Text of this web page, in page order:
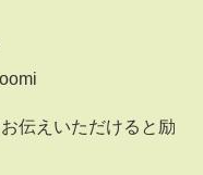
伝えいただけると励